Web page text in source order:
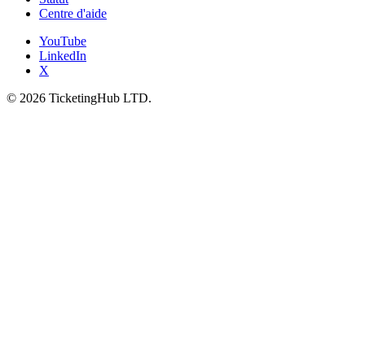
Centre d'aide
YouTube
LinkedIn
X
© 2026 TicketingHub LTD.